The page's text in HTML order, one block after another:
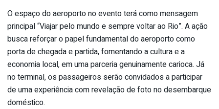
O espaço do aeroporto no evento terá como mensagem
principal “Viajar pelo mundo e sempre voltar ao Rio”. A ação
busca reforçar o papel fundamental do aeroporto como
porta de chegada e partida, fomentando a cultura e a
economia local, em uma parceria genuinamente carioca. Já
no terminal, os passageiros serão convidados a participar
de uma experiência com revelação de foto no desembarque
doméstico.